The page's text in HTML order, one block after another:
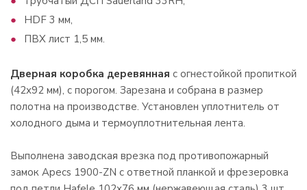
HDF 3 мм,
ПВХ лист 1,5 мм.
Дверная коробка деревянная с огнестойкой пропиткой
(42х92 мм), с порогом. Зарезана и собрана в размер
полотна на производстве. Установлен уплотнитель от
холодного дыма и термоуплотнительная лента.
Выполнена заводская врезка под противопожарный
замок Apecs 1900-ZN с ответной планкой и фрезеровка